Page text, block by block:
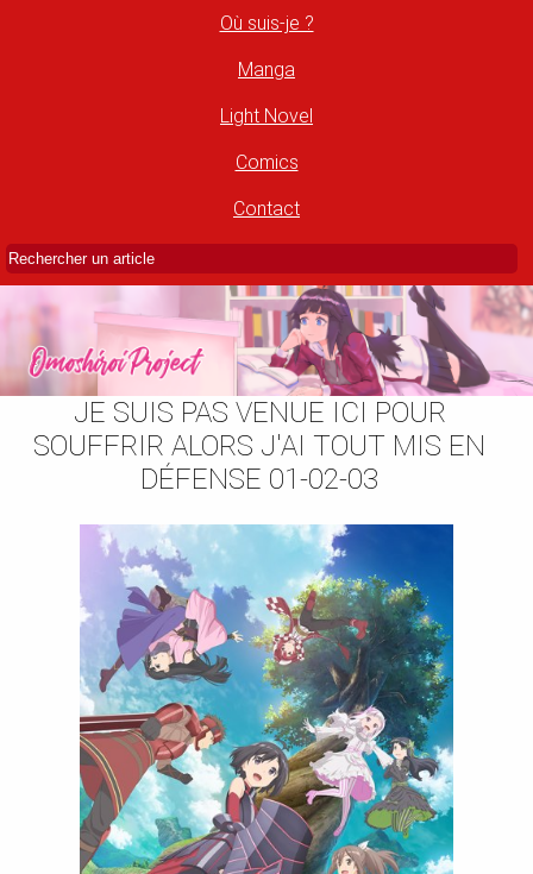
Où suis-je ?
Manga
Light Novel
Comics
Contact
JE SUIS PAS VENUE ICI POUR
SOUFFRIR ALORS J'AI TOUT MIS EN
DÉFENSE 01-02-03